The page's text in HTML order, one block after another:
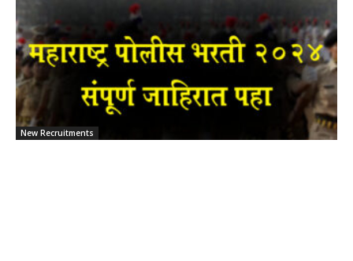
New Recruitments